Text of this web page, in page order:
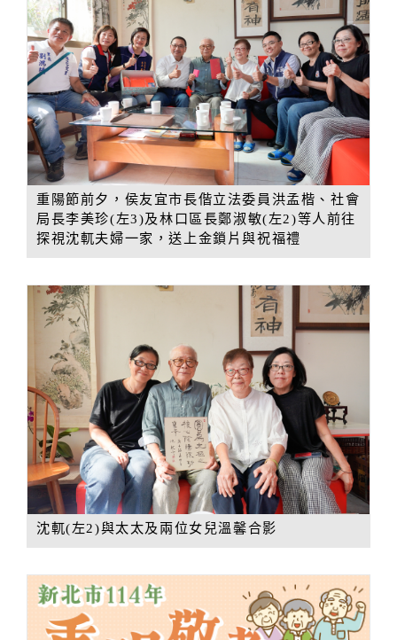
重陽節前夕，侯友宜市長偕立法委員洪孟楷、社會
局長李美珍(左3)及林口區長鄭淑敏(左2)等人前往
探視沈軏夫婦一家，送上金鎖片與祝福禮
沈軏(左2)與太太及兩位女兒溫馨合影